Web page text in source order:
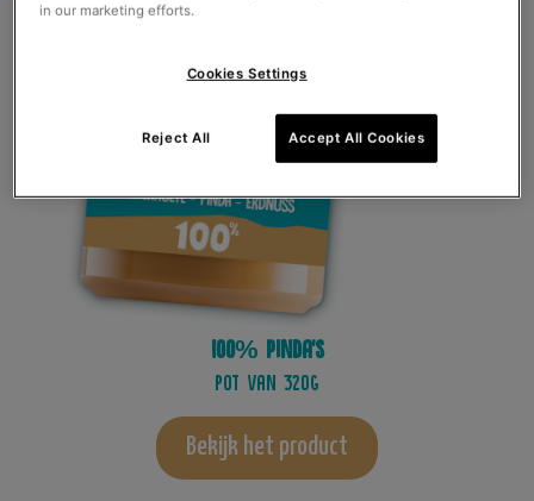
100% pinda's
Pot van 320g
Bekijk het product
in our marketing efforts.
Cookies Settings
Reject All Accept All Cookies